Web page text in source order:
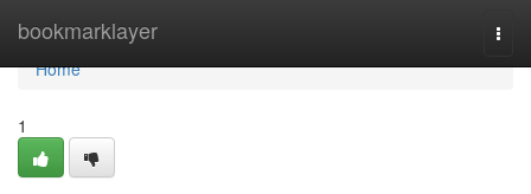
bookmarklayer
Home
Home
1